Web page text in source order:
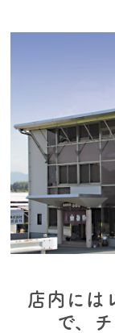
店内には
で、